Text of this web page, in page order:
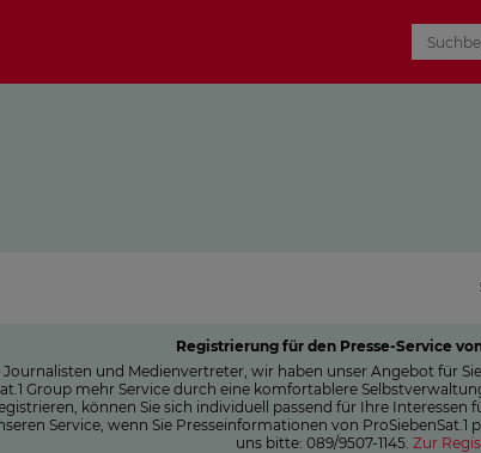
Registrierung für den Presse-Service
Journalisten und Medienvertreter, wir haben unser Angebot für
Group mehr Service durch eine komfortablere
können Sie sich individuell passend für Ihre
Service, wenn Sie Presseinformationen von
uns bitte: 089/9507-1145.Zur